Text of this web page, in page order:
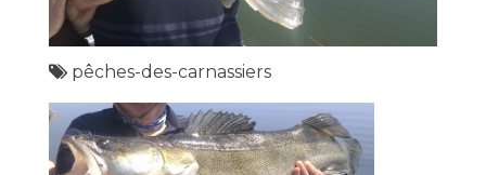
pêches-des-carnassiers